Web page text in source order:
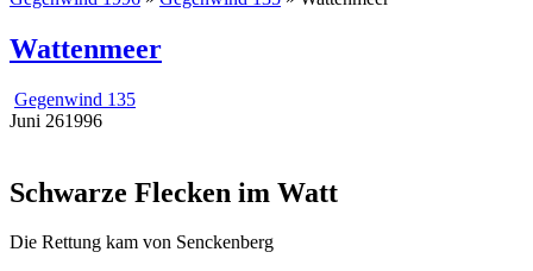
Wattenmeer
Gegenwind 135
Juni 261996
Schwarze Flecken im Watt
Die Rettung kam von Senckenberg